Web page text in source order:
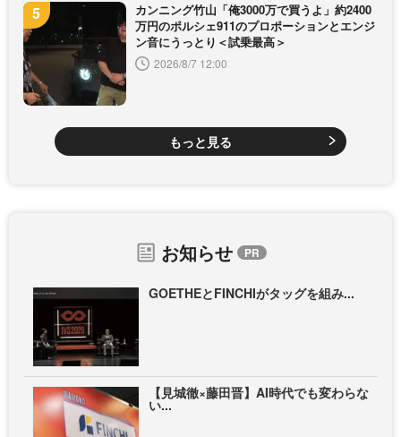
カンニング竹山「俺3000万で買うよ」約2400
万円のポルシェ911のプロポーションとエンジ
ン音にうっとり＜試乗最高＞
2026/8/7 12:00
もっと見る
お知らせ
GOETHEとFINCHIがタッグを組み...
【見城徹×藤田晋】AI時代でも変わらな
い...